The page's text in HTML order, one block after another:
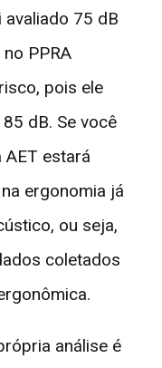
avaliado 75 dB
PPRA
pois ele
dB. Se você
estará
ergonomia já
ou seja,
coletados
análise é